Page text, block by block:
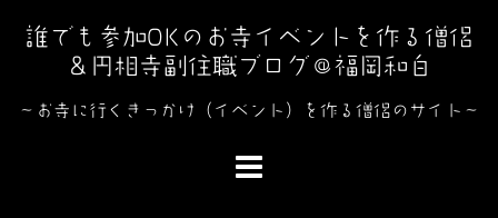
誰でも参加OKのお寺イベントを作る僧侶
＆円相寺副住職ブログ＠福岡和白
～お寺に行くきっかけ（イベント）を作る僧侶のサイト～